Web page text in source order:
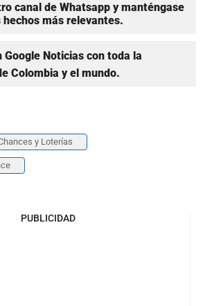
canal de Whatsapp y manténgase
más relevantes.
Noticias con toda la
Colombia y el mundo.
y Loterías
PUBLICIDAD